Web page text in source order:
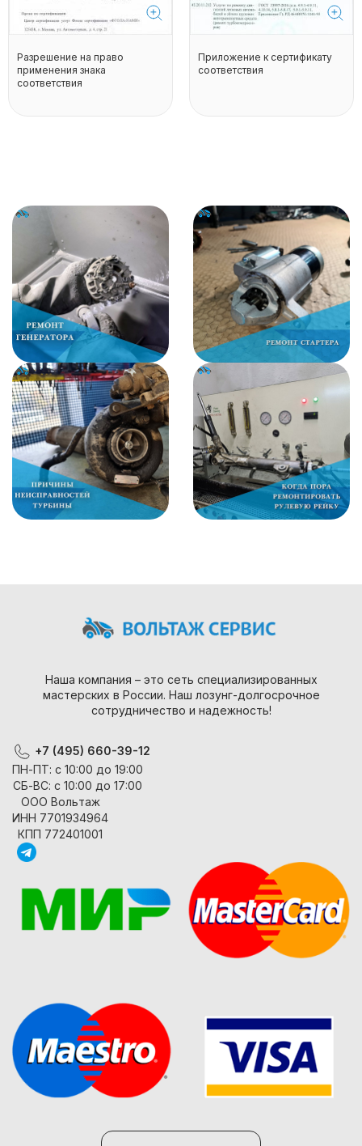
Разрешение на право
применения знака
соответствия
Приложение к сертификату
соответствия
Наша компания – это сеть специализированных
мастерских в России. Наш лозунг-долгосрочное
сотрудничество и надежность!
+7 (495) 660-39-12
ПН-ПТ: с 10:00 до 19:00
СБ-ВС: с 10:00 до 17:00
ООО Вольтаж
ИНН 7701934964
КПП 772401001